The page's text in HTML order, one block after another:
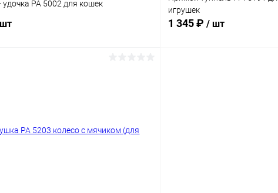
удочка PA 5002 для кошек
игрушек
1 345 ₽ / шт